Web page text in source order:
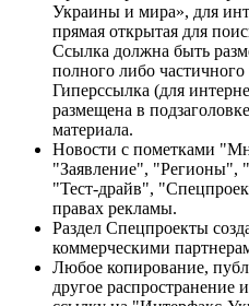
Украины и мира», для
прямая открытая для
Ссылка должна быть
полного либо
Гиперссылка (для
размещена в
материала.
Новости с пометками
"Заявление",
"Тест-драйв",
правах рекламы.
Раздел Спецпроекты
коммерческими
Любое копирование,
другое распространение